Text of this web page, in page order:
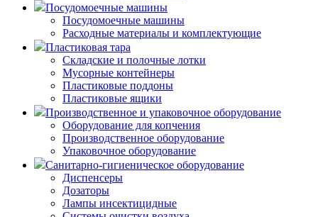
Посудомоечные машины
Посудомоечные машины
Расходные материалы и комплектующие
Пластиковая тара
Складские и полочные лотки
Мусорные контейнеры
Пластиковые поддоны
Пластиковые ящики
Производственное и упаковочное оборудование
Оборудование для копчения
Производственное оборудование
Упаковочное оборудование
Санитарно-гигиеническое оборудование
Диспенсеры
Дозаторы
Лампы инсектицидные